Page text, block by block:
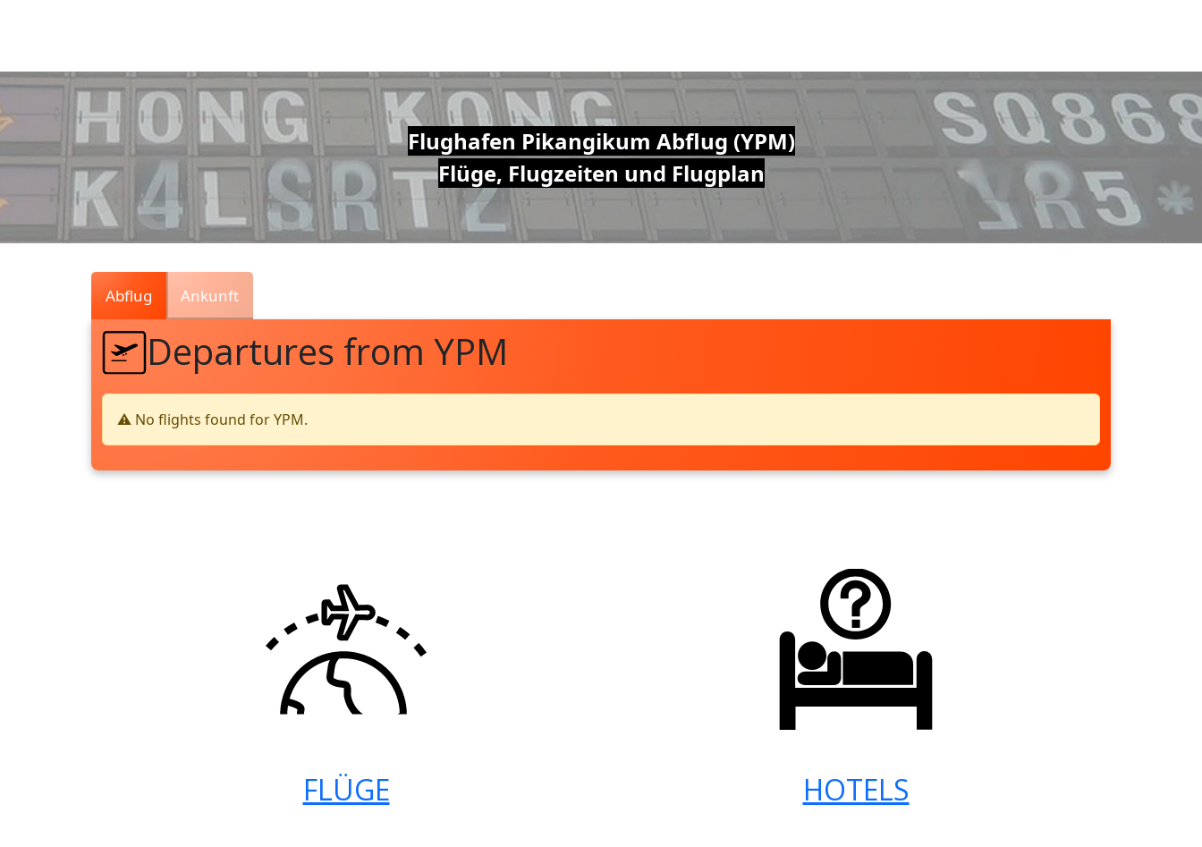
Traffic
Live
Flughafen Pikangikum Abflug (YPM)
Flüge, Flugzeiten und Flugplan
Abflug Ankunft
Departures from YPM
⚠️ No flights found for YPM.
FLÜGE HOTELS